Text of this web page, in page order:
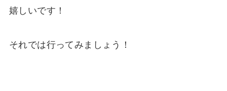
嬉しいです！
それでは行ってみましょう！